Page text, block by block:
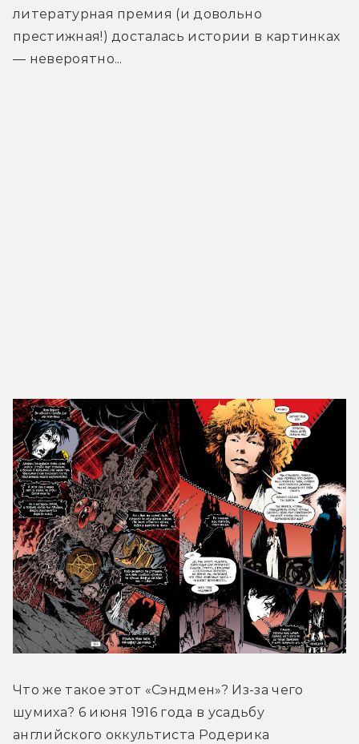
литературная премия (и довольно
престижная!) досталась истории в картинках
— невероятно...
Что же такое этот «Сэндмен»? Из-за чего
шумиха? 6 июня 1916 года в усадьбу
английского оккультиста Родерика